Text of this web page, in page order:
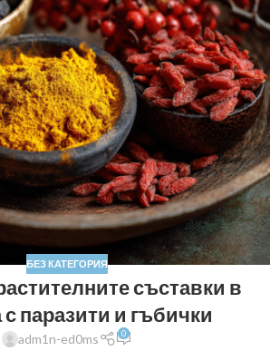
БЕЗ КАТЕГОРИЯ
съставки в
паразити и гъбички
adm1n-ed0ms 0